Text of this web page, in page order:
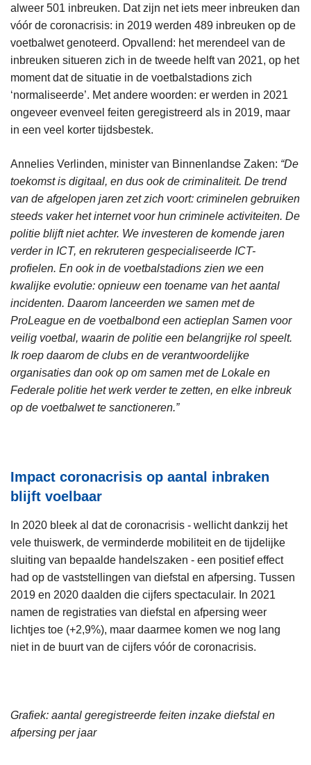
alweer 501 inbreuken. Dat zijn net iets meer inbreuken dan
vóór de coronacrisis: in 2019 werden 489 inbreuken op de
voetbalwet genoteerd. Opvallend: het merendeel van de
inbreuken situeren zich in de tweede helft van 2021, op het
moment dat de situatie in de voetbalstadions zich
‘normaliseerde’. Met andere woorden: er werden in 2021
ongeveer evenveel feiten geregistreerd als in 2019, maar
in een veel korter tijdsbestek.
Annelies Verlinden, minister van Binnenlandse Zaken: “De
toekomst is digitaal, en dus ook de criminaliteit. De trend
van de afgelopen jaren zet zich voort: criminelen gebruiken
steeds vaker het internet voor hun criminele activiteiten. De
politie blijft niet achter. We investeren de komende jaren
verder in ICT, en rekruteren gespecialiseerde ICT-
profielen. En ook in de voetbalstadions zien we een
kwalijke evolutie: opnieuw een toename van het aantal
incidenten. Daarom lanceerden we samen met de
ProLeague en de voetbalbond een actieplan Samen voor
veilig voetbal, waarin de politie een belangrijke rol speelt.
Ik roep daarom de clubs en de verantwoordelijke
organisaties dan ook op om samen met de Lokale en
Federale politie het werk verder te zetten, en elke inbreuk
op de voetbalwet te sanctioneren.”
Impact coronacrisis op aantal inbraken
blijft voelbaar
In 2020 bleek al dat de coronacrisis - wellicht dankzij het
vele thuiswerk, de verminderde mobiliteit en de tijdelijke
sluiting van bepaalde handelszaken - een positief effect
had op de vaststellingen van diefstal en afpersing. Tussen
2019 en 2020 daalden die cijfers spectaculair. In 2021
namen de registraties van diefstal en afpersing weer
lichtjes toe (+2,9%), maar daarmee komen we nog lang
niet in de buurt van de cijfers vóór de coronacrisis.
Grafiek: aantal geregistreerde feiten inzake diefstal en
afpersing per jaar